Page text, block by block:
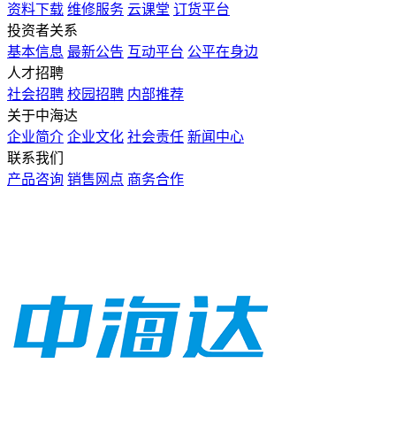
资料下载 维修服务 云课堂 订货平台
投资者关系
基本信息 最新公告 互动平台 公平在身边
人才招聘
社会招聘 校园招聘 内部推荐
关于中海达
企业简介 企业文化 社会责任 新闻中心
联系我们
产品咨询 销售网点 商务合作